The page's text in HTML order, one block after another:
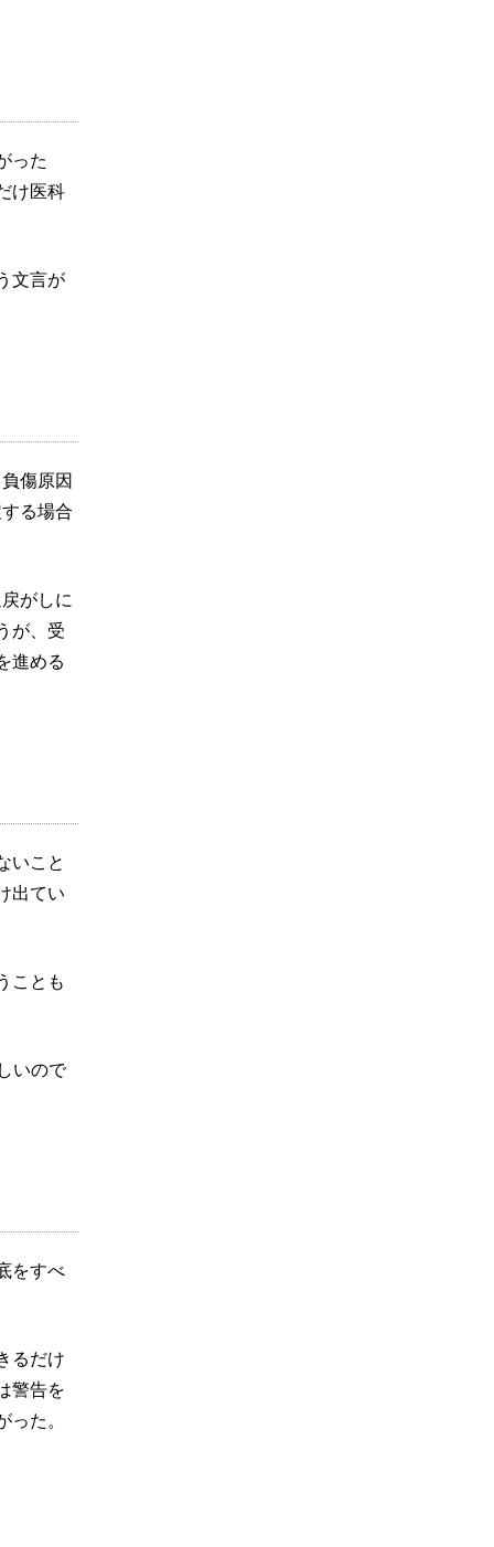
った
け医科
文言が
傷原因
る場合
がしに
が、受
進める
いこと
出てい
ことも
いので
をすべ
るだけ
警告を
た。